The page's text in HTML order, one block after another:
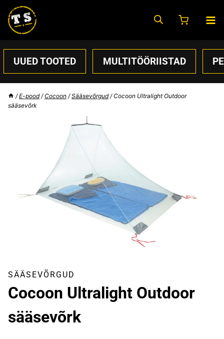
content
UUED TOOTED MULTITÖÖRIISTAD
/ E-pood / Cocoon / Sääsevõrgud / Cocoon Ultralight Outdoor
sääsevõrk
SÄÄSEVÕRGUD
Cocoon Ultralight Outdoor
sääsevõrk